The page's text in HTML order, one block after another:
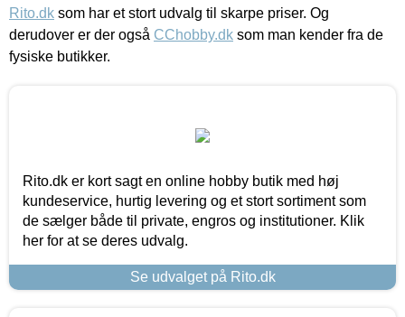
Rito.dk som har et stort udvalg til skarpe priser. Og
derudover er der også CChobby.dk som man kender fra de
fysiske butikker.
Rito.dk er kort sagt en online hobby butik med høj
kundeservice, hurtig levering og et stort sortiment som
de sælger både til private, engros og institutioner. Klik
her for at se deres udvalg.
Se udvalget på Rito.dk